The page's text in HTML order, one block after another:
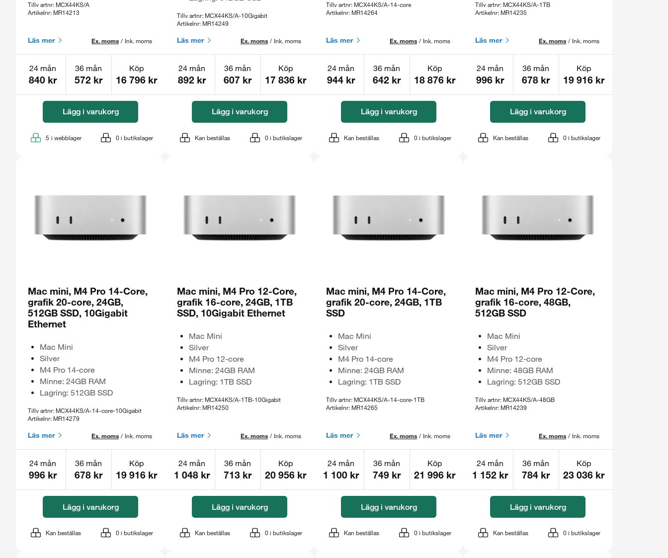
Tillv artnr: MCX44KS/A
Artikelnr: MR14213
Läs mer Ex. moms / Ink. moms
24 mån
840 kr
36 mån
572 kr
Köp
16 796 kr
Lägg i varukorg
5 i webblager 0 i butikslager
Tillv artnr: MCX44KS/A-10Gigabit
Artikelnr: MR14249
Läs mer Ex. moms / Ink. moms
24 mån
892 kr
36 mån
607 kr
Köp
17 836 kr
Lägg i varukorg
Kan beställas 0 i butikslager
Tillv artnr: MCX44KS/A-14-core
Artikelnr: MR14264
Läs mer Ex. moms / Ink. moms
24 mån
944 kr
36 mån
642 kr
Köp
18 876 kr
Lägg i varukorg
Kan beställas 0 i butikslager
Tillv artnr: MCX44KS/A-1TB
Artikelnr: MR14235
Läs mer Ex. moms / Ink. moms
24 mån
996 kr
36 mån
678 kr
Köp
19 916 kr
Lägg i varukorg
Kan beställas 0 i butikslager
Mac mini, M4 Pro 14-Core,
grafik 20-core, 24GB,
512GB SSD, 10Gigabit
Ethernet
Mac Mini
Silver
M4 Pro 14-core
Minne: 24GB RAM
Lagring: 512GB SSD
Tillv artnr: MCX44KS/A-14-core-10Gigabit
Artikelnr: MR14279
Läs mer Ex. moms / Ink. moms
24 mån
996 kr
36 mån
678 kr
Köp
19 916 kr
Lägg i varukorg
Kan beställas 0 i butikslager
Mac mini, M4 Pro 12-Core,
grafik 16-core, 24GB, 1TB
SSD, 10Gigabit Ethernet
Mac Mini
Silver
M4 Pro 12-core
Minne: 24GB RAM
Lagring: 1TB SSD
Tillv artnr: MCX44KS/A-1TB-10Gigabit
Artikelnr: MR14250
Läs mer Ex. moms / Ink. moms
24 mån
1 048 kr
36 mån
713 kr
Köp
20 956 kr
Lägg i varukorg
Kan beställas 0 i butikslager
Mac mini, M4 Pro 14-Core,
grafik 20-core, 24GB, 1TB
SSD
Mac Mini
Silver
M4 Pro 14-core
Minne: 24GB RAM
Lagring: 1TB SSD
Tillv artnr: MCX44KS/A-14-core-1TB
Artikelnr: MR14265
Läs mer Ex. moms / Ink. moms
24 mån
1 100 kr
36 mån
749 kr
Köp
21 996 kr
Lägg i varukorg
Kan beställas 0 i butikslager
Mac mini, M4 Pro 12-Core,
grafik 16-core, 48GB,
512GB SSD
Mac Mini
Silver
M4 Pro 12-core
Minne: 48GB RAM
Lagring: 512GB SSD
Tillv artnr: MCX44KS/A-48GB
Artikelnr: MR14239
Läs mer Ex. moms / Ink. moms
24 mån
1 152 kr
36 mån
784 kr
Köp
23 036 kr
Lägg i varukorg
Kan beställas 0 i butikslager